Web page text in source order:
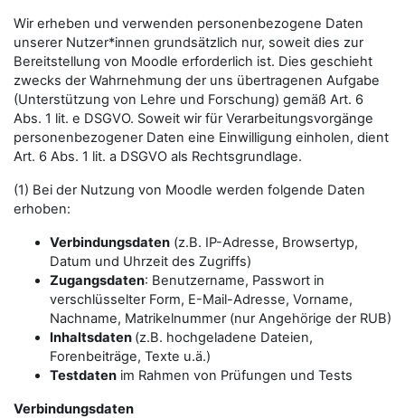
Wir erheben und verwenden personenbezogene Daten
unserer Nutzer*innen grundsätzlich nur, soweit dies zur
Bereitstellung von Moodle erforderlich ist. Dies geschieht
zwecks der Wahrnehmung der uns übertragenen Aufgabe
(Unterstützung von Lehre und Forschung) gemäß Art. 6
Abs. 1 lit. e DSGVO. Soweit wir für Verarbeitungsvorgänge
personenbezogener Daten eine Einwilligung einholen, dient
Art. 6 Abs. 1 lit. a DSGVO als Rechtsgrundlage.
(1) Bei der Nutzung von Moodle werden folgende Daten
erhoben:
Verbindungsdaten (z.B. IP-Adresse, Browsertyp,
Datum und Uhrzeit des Zugriffs)
Zugangsdaten: Benutzername, Passwort in
verschlüsselter Form, E-Mail-Adresse, Vorname,
Nachname, Matrikelnummer (nur Angehörige der RUB)
Inhaltsdaten (z.B. hochgeladene Dateien,
Forenbeiträge, Texte u.ä.)
Testdaten im Rahmen von Prüfungen und Tests
Verbindungsdaten